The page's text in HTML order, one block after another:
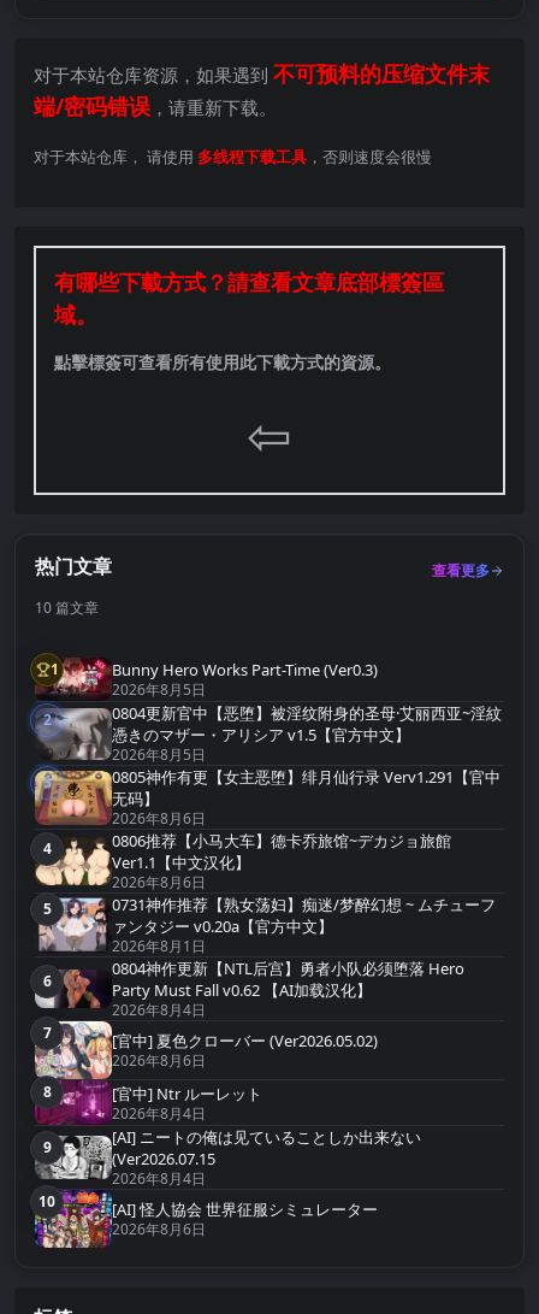
对于本站仓库资源，如果遇到 不可预料的压缩文件末
端/密码错误 ，请重新下载。
对于本站仓库， 请使用 多线程下载工具 ，否则速度会很慢
有哪些下載方式？請查看文章底部標簽區
域。
點擊標簽可查看所有使用此下載方式的資源。
⇦
热门文章
查看更多
10 篇文章
第1名
1 Bunny Hero Works Part-Time (Ver0.3)
2026年8月5日
第2名
2
0804更新官中【恶堕】被淫纹附身的圣母·艾丽西亚~淫紋
憑きのマザー・アリシア v1.5【官方中文】
2026年8月5日
第3名
3
0805神作有更【女主恶堕】绯月仙行录 Verv1.291【官中
无码】
2026年8月6日
第4名
4
0806推荐【小马大车】德卡乔旅馆~デカジョ旅館
Ver1.1【中文汉化】
2026年8月6日
第5名
5
0731神作推荐【熟女荡妇】痴迷/梦醉幻想 ~ ムチューフ
ァンタジー v0.20a【官方中文】
2026年8月1日
第6名
6
0804神作更新【NTL后宫】勇者小队必须堕落 Hero
Party Must Fall v0.62 【AI加载汉化】
2026年8月4日
第7名
7 [官中] 夏色クローバー (Ver2026.05.02)
2026年8月6日
第8名
8 [官中] Ntr ルーレット
2026年8月4日
第9名
9
[AI] ニートの俺は见ていることしか出来ない
(Ver2026.07.15
2026年8月4日
第10名
10 [AI] 怪人協会 世界征服シミュレーター
2026年8月6日